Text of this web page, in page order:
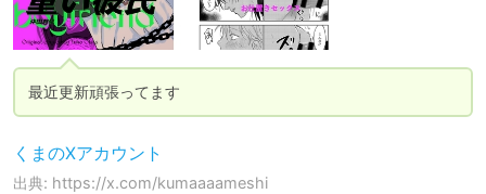
最近更新頑張ってます
くまのXアカウント
出典: https://x.com/kumaaaameshi